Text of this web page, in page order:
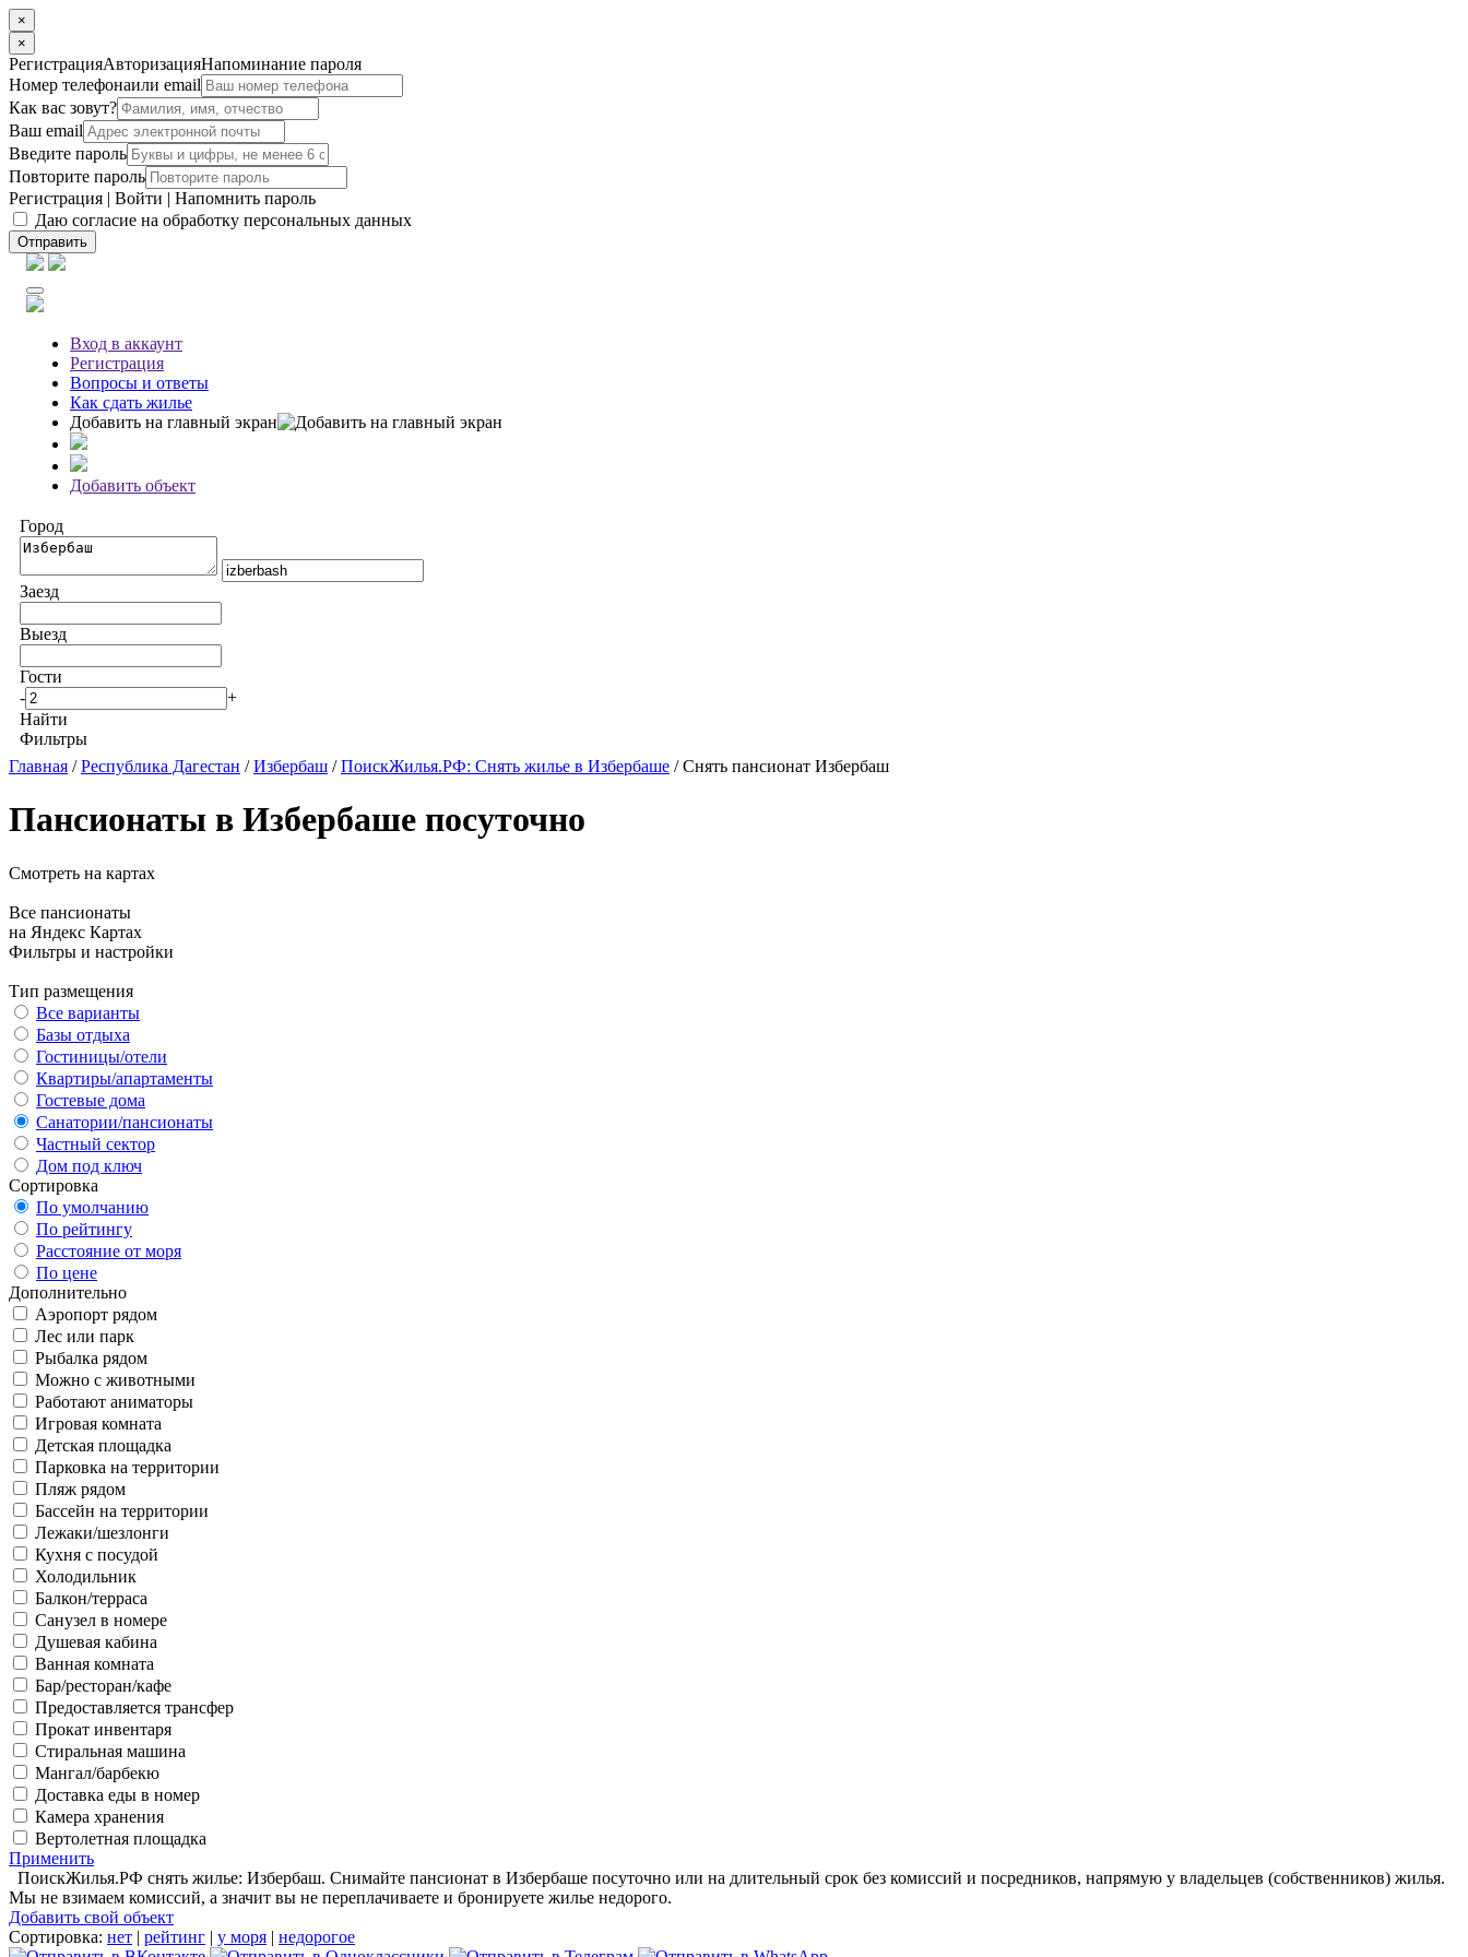
×
×
РегистрацияАвторизацияНапоминание пароля
Номер телефонаили email
Как вас зовут?
Ваш email
Введите пароль
Повторите пароль
Регистрация | Войти | Напомнить пароль
Даю согласие на обработку персональных данных
Отправить
Вход в аккаунт
Регистрация
Вопросы и ответы
Как сдать жилье
Добавить на главный экран
Добавить объект
Город
Заезд
Выезд
Гости
-
+
Найти
Фильтры
Главная /Республика Дагестан /Избербаш /ПоискЖилья.РФ: Снять жилье в Избербаше / Снять пансионат Избербаш
Пансионаты в Избербаше посуточно
Смотреть на картах
Все пансионаты
на Яндекс Картах
Фильтры и настройки
Тип размещения
Все варианты
Базы отдыха
Гостиницы/отели
Квартиры/апартаменты
Гостевые дома
Санатории/пансионаты
Частный сектор
Дом под ключ
Сортировка
По умолчанию
По рейтингу
Расстояние от моря
По цене
Дополнительно
Аэропорт рядом
Лес или парк
Рыбалка рядом
Можно с животными
Работают аниматоры
Игровая комната
Детская площадка
Парковка на территории
Пляж рядом
Бассейн на территории
Лежаки/шезлонги
Кухня с посудой
Холодильник
Балкон/терраса
Санузел в номере
Душевая кабина
Ванная комната
Бар/ресторан/кафе
Предоставляется трансфер
Прокат инвентаря
Стиральная машина
Мангал/барбекю
Доставка еды в номер
Камера хранения
Вертолетная площадка
Применить
ПоискЖилья.РФ снять жилье: Избербаш. Снимайте пансионат в Избербаше посуточно или на длительный срок без комиссий и посредников, напрямую у владельцев (собственников) жилья.
Мы не взимаем комиссий, а значит вы не переплачиваете и бронируете жилье недорого.
Добавить свой объект
Сортировка: нет | рейтинг | у моря | недорогое